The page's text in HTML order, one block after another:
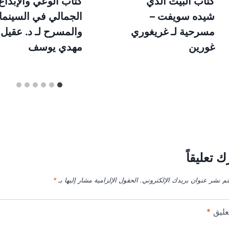
شيده سويفت –
مسرحية لـ غريغوري
غورين
الجمالي في السينما
والمسرح لـ د. عقيل
مهدي يوسف
تعليقاً
نشر عنوان بريدك الإلكتروني. الحقول الإلزامية مشار إليها بـ*
*